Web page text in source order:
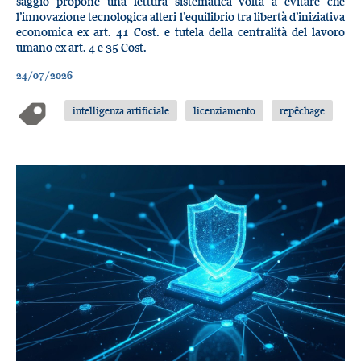
l’innovazione tecnologica alteri l’equilibrio tra libertà d’iniziativa
economica ex art. 41 Cost. e tutela della centralità del lavoro
umano ex art. 4 e 35 Cost.
24/07/2026
intelligenza artificiale licenziamento repêchage